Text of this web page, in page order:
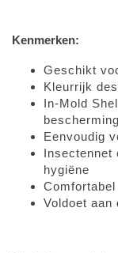
Kenmerken:
Geschikt
Kleurrijk
In-Mold
bescherming
Eenvoudig
Insectennet
hygiëne
Voldoet aan